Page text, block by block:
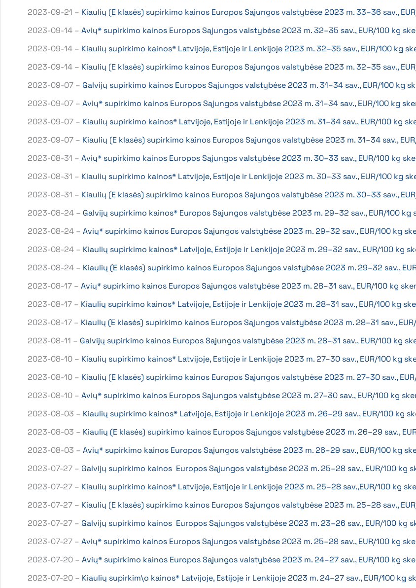
2023-09-21 – Kiaulių (E klasės) supirkimo kainos Europos Sąjungos valstybėse 2023 m. 33–36 sav.,
2023-09-14 – Avių* supirkimo kainos Europos Sąjungos valstybėse 2023 m. 32–35 sav., EUR/100 kg
2023-09-14 – Kiaulių supirkimo kainos* Latvijoje, Estijoje ir Lenkijoje 2023 m. 32–35 sav., EUR/100 kg
2023-09-14 – Kiaulių (E klasės) supirkimo kainos Europos Sąjungos valstybėse 2023 m. 32–35 sav.,
2023-09-07 – Galvijų supirkimo kainos Europos Sąjungos valstybėse 2023 m. 31–34 sav., EUR/100 kg
2023-09-07 – Avių* supirkimo kainos Europos Sąjungos valstybėse 2023 m. 31–34 sav., EUR/100 kg
2023-09-07 – Kiaulių supirkimo kainos* Latvijoje, Estijoje ir Lenkijoje 2023 m. 31–34 sav., EUR/100 kg
2023-09-07 – Kiaulių (E klasės) supirkimo kainos Europos Sąjungos valstybėse 2023 m. 31–34 sav.,
2023-08-31 – Avių* supirkimo kainos Europos Sąjungos valstybėse 2023 m. 30–33 sav., EUR/100 kg
2023-08-31 – Kiaulių supirkimo kainos* Latvijoje, Estijoje ir Lenkijoje 2023 m. 30–33 sav., EUR/100 kg
2023-08-31 – Kiaulių (E klasės) supirkimo kainos Europos Sąjungos valstybėse 2023 m. 30–33 sav.,
2023-08-24 – Galvijų supirkimo kainos* Europos Sąjungos valstybėse 2023 m. 29–32 sav., EUR/100 kg
2023-08-24 – Avių* supirkimo kainos Europos Sąjungos valstybėse 2023 m. 29–32 sav., EUR/100 kg
2023-08-24 – Kiaulių supirkimo kainos* Latvijoje, Estijoje ir Lenkijoje 2023 m. 29–32 sav., EUR/100 kg
2023-08-24 – Kiaulių (E klasės) supirkimo kainos Europos Sąjungos valstybėse 2023 m. 29–32 sav.,
2023-08-17 – Avių* supirkimo kainos Europos Sąjungos valstybėse 2023 m. 28–31 sav., EUR/100 kg
2023-08-17 – Kiaulių supirkimo kainos* Latvijoje, Estijoje ir Lenkijoje 2023 m. 28–31 sav., EUR/100 kg
2023-08-17 – Kiaulių (E klasės) supirkimo kainos Europos Sąjungos valstybėse 2023 m. 28–31 sav.,
2023-08-11 – Galvijų supirkimo kainos Europos Sąjungos valstybėse 2023 m. 28–31 sav., EUR/100 kg
2023-08-10 – Kiaulių supirkimo kainos* Latvijoje, Estijoje ir Lenkijoje 2023 m. 27–30 sav., EUR/100 kg
2023-08-10 – Kiaulių (E klasės) supirkimo kainos Europos Sąjungos valstybėse 2023 m. 27–30 sav.,
2023-08-10 – Avių* supirkimo kainos Europos Sąjungos valstybėse 2023 m. 27–30 sav., EUR/100 kg
2023-08-03 – Kiaulių supirkimo kainos* Latvijoje, Estijoje ir Lenkijoje 2023 m. 26–29 sav., EUR/100 kg
2023-08-03 – Kiaulių (E klasės) supirkimo kainos Europos Sąjungos valstybėse 2023 m. 26–29 sav.,
2023-08-03 – Avių* supirkimo kainos Europos Sąjungos valstybėse 2023 m. 26–29 sav., EUR/100 kg
2023-07-27 – Galvijų supirkimo kainos Europos Sąjungos valstybėse 2023 m. 25–28 sav., EUR/100 kg
2023-07-27 – Kiaulių supirkimo kainos* Latvijoje, Estijoje ir Lenkijoje 2023 m. 25–28 sav.,EUR/100 kg
2023-07-27 – Kiaulių (E klasės) supirkimo kainos Europos Sąjungos valstybėse 2023 m. 25–28 sav.,
2023-07-27 – Galvijų supirkimo kainos Europos Sąjungos valstybėse 2023 m. 23–26 sav., EUR/100 kg
2023-07-27 – Avių* supirkimo kainos Europos Sąjungos valstybėse 2023 m. 25–28 sav., EUR/100 kg
2023-07-20 – Avių* supirkimo kainos Europos Sąjungos valstybėse 2023 m. 24–27 sav., EUR/100 kg
2023-07-20 – Kiaulių supirkim\o kainos* Latvijoje, Estijoje ir Lenkijoje 2023 m. 24–27 sav., EUR/100 kg